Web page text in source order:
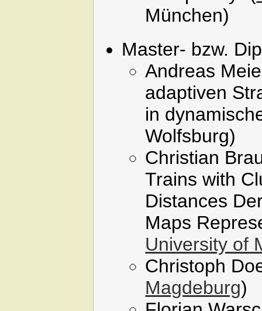
München)
Master- bzw.
Andreas
adaptiven
in
Wolfsburg)
Christian
Trains with
Distances
Maps
University of
Christoph
Magdeburg)